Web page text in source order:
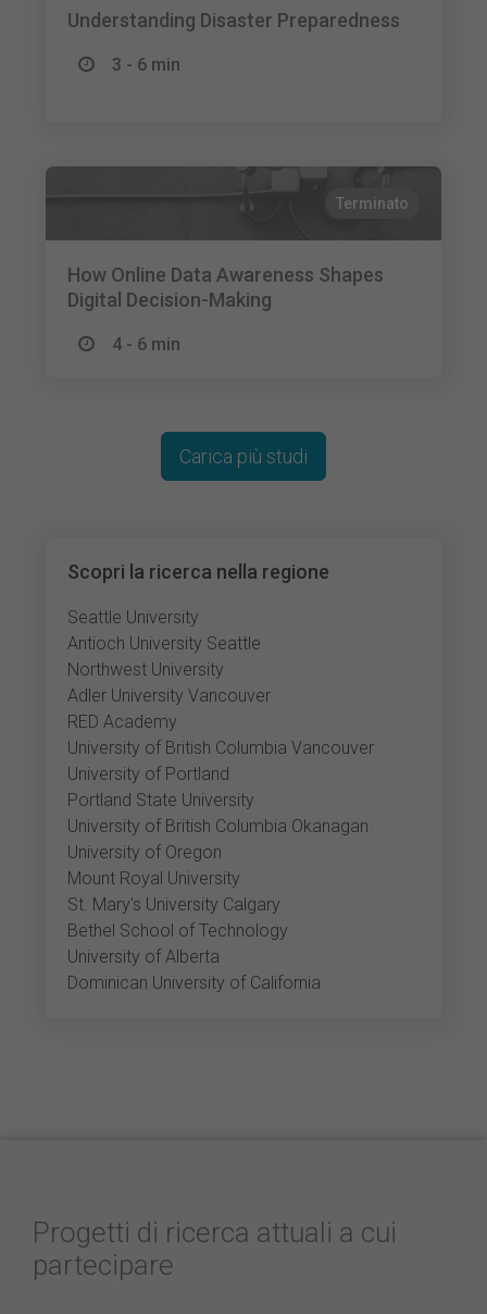
Understanding Disaster Preparedness
3 - 6 min
Terminato
How Online Data Awareness Shapes
Digital Decision-Making
4 - 6 min
Scopri la ricerca nella regione
Seattle University
Antioch University Seattle
Northwest University
Adler University Vancouver
RED Academy
University of British Columbia Vancouver
University of Portland
Portland State University
University of British Columbia Okanagan
University of Oregon
Mount Royal University
St. Mary's University Calgary
Bethel School of Technology
University of Alberta
Dominican University of California
Carica più studi
Progetti di ricerca attuali a cui
partecipare